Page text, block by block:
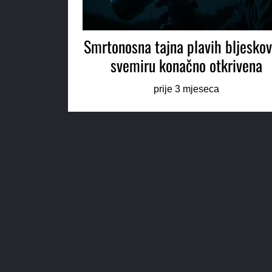
Smrtonosna tajna plavih
svemiru konačno otkrivena
prije 3 mjeseca